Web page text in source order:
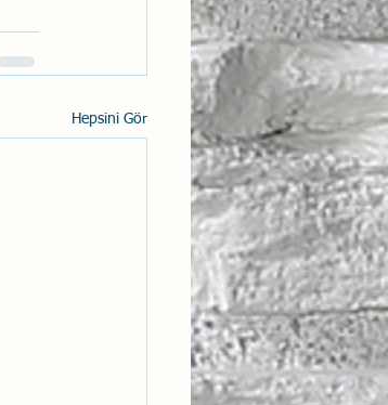
Hepsini Gör